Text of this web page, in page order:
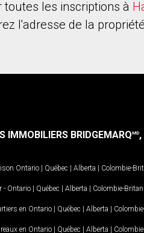
toutes les inscriptions à
l'adresse de la propriété
IMMOBILIERS BRIDGEMARQMD
Ontario | Québec | Alberta | Colombie-
- Ontario | Québec | Alberta | Colombie-
en Ontario | Québec | Alberta |
en Ontario | Québec | Alberta |